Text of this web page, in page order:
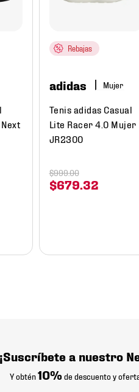
Rebajas
adidas Mujer
Tenis adidas Casual
Lite Racer 4.0 Mujer
JR2300
$679 32
$999.00
¡Suscríbete a nuestro
Y obtén10% de descuento y